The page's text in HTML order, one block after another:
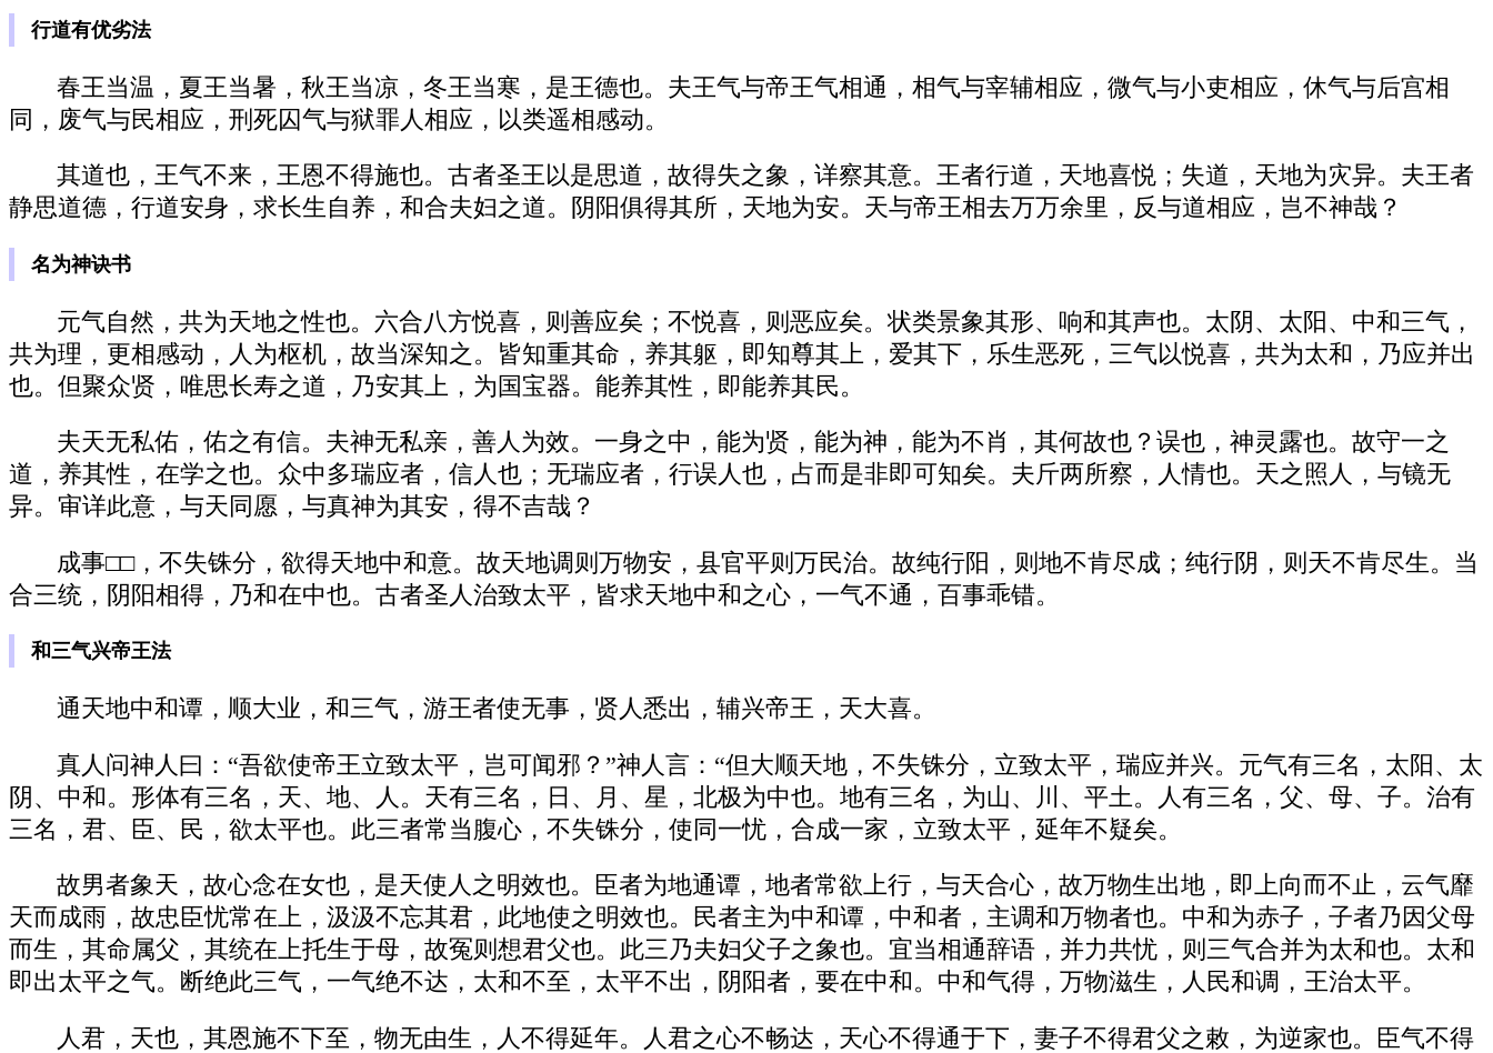
行道有优劣法
春王当温，夏王当暑，秋王当凉，冬王当寒，是王德也。夫王气与帝王气相通，相气与宰辅相应，微气与小吏相应，休气与后宫相
同，废气与民相应，刑死囚气与狱罪人相应，以类遥相感动。
其道也，王气不来，王恩不得施也。古者圣王以是思道，故得失之象，详察其意。王者行道，天地喜悦；失道，天地为灾异。夫王者
静思道德，行道安身，求长生自养，和合夫妇之道。阴阳俱得其所，天地为安。天与帝王相去万万余里，反与道相应，岂不神哉？
名为神诀书
元气自然，共为天地之性也。六合八方悦喜，则善应矣；不悦喜，则恶应矣。状类景象其形、响和其声也。太阴、太阳、中和三气，
共为理，更相感动，人为枢机，故当深知之。皆知重其命，养其躯，即知尊其上，爱其下，乐生恶死，三气以悦喜，共为太和，乃应并出
也。但聚众贤，唯思长寿之道，乃安其上，为国宝器。能养其性，即能养其民。
夫天无私佑，佑之有信。夫神无私亲，善人为效。一身之中，能为贤，能为神，能为不肖，其何故也？误也，神灵露也。故守一之
道，养其性，在学之也。众中多瑞应者，信人也；无瑞应者，行误人也，占而是非即可知矣。夫斤两所察，人情也。天之照人，与镜无
异。审详此意，与天同愿，与真神为其安，得不吉哉？
成事□□，不失铢分，欲得天地中和意。故天地调则万物安，县官平则万民治。故纯行阳，则地不肯尽成；纯行阴，则天不肯尽生。当
合三统，阴阳相得，乃和在中也。古者圣人治致太平，皆求天地中和之心，一气不通，百事乖错。
和三气兴帝王法
通天地中和谭，顺大业，和三气，游王者使无事，贤人悉出，辅兴帝王，天大喜。
真人问神人曰：“吾欲使帝王立致太平，岂可闻邪？”神人言：“但大顺天地，不失铢分，立致太平，瑞应并兴。元气有三名，太阳、太
阴、中和。形体有三名，天、地、人。天有三名，日、月、星，北极为中也。地有三名，为山、川、平土。人有三名，父、母、子。治有
三名，君、臣、民，欲太平也。此三者常当腹心，不失铢分，使同一忧，合成一家，立致太平，延年不疑矣。
故男者象天，故心念在女也，是天使人之明效也。臣者为地通谭，地者常欲上行，与天合心，故万物生出地，即上向而不止，云气靡
天而成雨，故忠臣忧常在上，汲汲不忘其君，此地使之明效也。民者主为中和谭，中和者，主调和万物者也。中和为赤子，子者乃因父母
而生，其命属父，其统在上托生于母，故冤则想君父也。此三乃夫妇父子之象也。宜当相通辞语，并力共忧，则三气合并为太和也。太和
即出太平之气。断绝此三气，一气绝不达，太和不至，太平不出，阴阳者，要在中和。中和气得，万物滋生，人民和调，王治太平。
人君，天也，其恩施不下至，物无由生，人不得延年。人君之心不畅达，天心不得通于下，妻子不得君父之敕，为逆家也。臣气不得